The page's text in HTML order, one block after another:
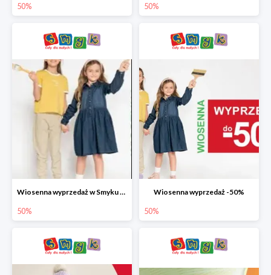
50% 50%
Wiosenna wyprzedaż w Smyku do -50%
50%
Wiosenna wyprzedaż -50%
50%